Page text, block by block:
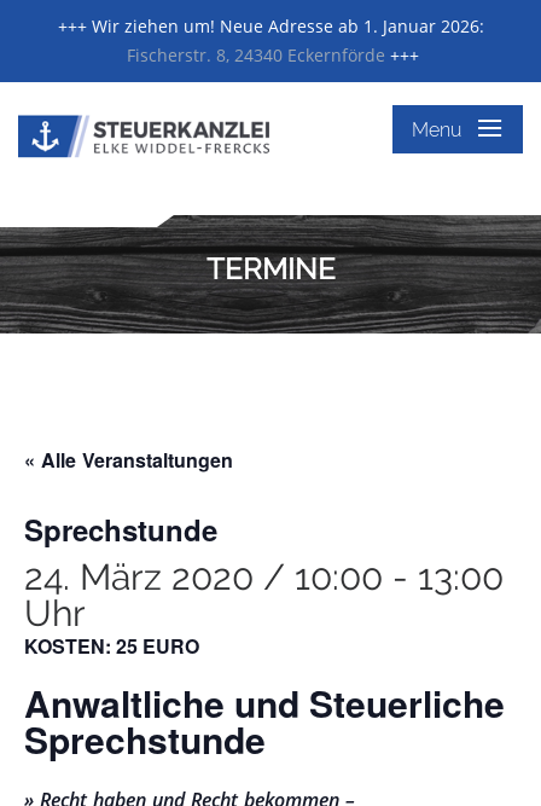
+++ Wir ziehen um! Neue Adresse ab 1. Januar 2026:
Fischerstr. 8, 24340 Eckernförde +++
Menu ≡
TERMINE
« Alle Veranstaltungen
Sprechstunde
24. März 2020 / 10:00 - 13:00
Uhr
KOSTEN: 25 EURO
Anwaltliche und Steuerliche
Sprechstunde
» Recht haben und Recht bekommen –